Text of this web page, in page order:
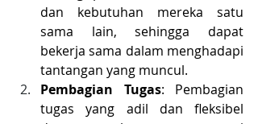
dan kebutuhan mereka satu
sama lain, sehingga dapat
bekerja sama dalam menghadapi
tantangan yang muncul.
Pembagian Tugas: Pembagian
tugas yang adil dan fleksibel